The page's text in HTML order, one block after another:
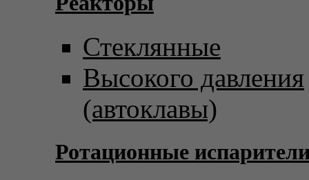
Стеклянные
Высокого давления
(автоклавы)
Ротационные